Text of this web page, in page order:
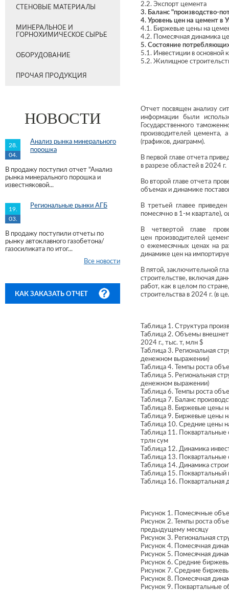
СТЕНОВЫЕ МАТЕРИАЛЫ
МИНЕРАЛЬНОЕ И
ГОРНОХИМИЧЕСКОЕ СЫРЬЕ
ОБОРУДОВАНИЕ
ПРОЧАЯ ПРОДУКЦИЯ
НОВОСТИ
28.
04.
Анализ рынка минерального
порошка
В продажу поступил отчет "Анализ
рынка минерального порошка и
известняковой...
19.
03.
Региональные рынки АГБ
В продажу поступили отчеты по
рынку автоклавного газобетона/
газосиликата по итог...
Все новости
КАК ЗАКАЗАТЬ ОТЧЕТ
2.2. Экспорт цемента
3. Баланс "производство-
4. Уровень цен на цемент в
4.1. Биржевые цены на
4.2. Помесячная динамика
5. Состояние
5.1. Инвестиции в основной
5.2. Жилищное
Отчет посвящен анализу
информации были
Государственного
производителей
(графиков, диаграмм).
В первой главе отчета
в разрезе областей в 2024 г.
Во второй главе отчета
объемах и динамике
В третьей главее
помесячно в 1-м квартале),
В четвертой главе
цен производителей
о ежемесячных ценах на
динамике цен на
В пятой, заключительной
строительстве, включая
работ, как в целом по
строительства в 2024 г. (в
Таблица 1. Структура
Таблица 2. Объемы
2024 г., тыс. т, млн $
Таблица 3. Региональная
денежном выражении)
Таблица 4. Темпы роста
Таблица 5. Региональная
денежном выражении)
Таблица 6. Темпы роста
Таблица 7. Баланс
Таблица 8. Биржевые цены
Таблица 9. Биржевые цены
Таблица 10. Средние цены
Таблица 11.
трлн сум
Таблица 12. Динамика
Таблица 13.
Таблица 14. Динамика
Таблица 15.
Таблица 16. Поквартальная
Рисунок 1. Помесячные
Рисунок 2. Темпы роста
предыдущему месяцу
Рисунок 3. Региональная
Рисунок 4. Помесячная
Рисунок 5. Помесячная
Рисунок 6. Средние
Рисунок 7. Средние
Рисунок 8. Помесячная
Рисунок 9. Поквартальные